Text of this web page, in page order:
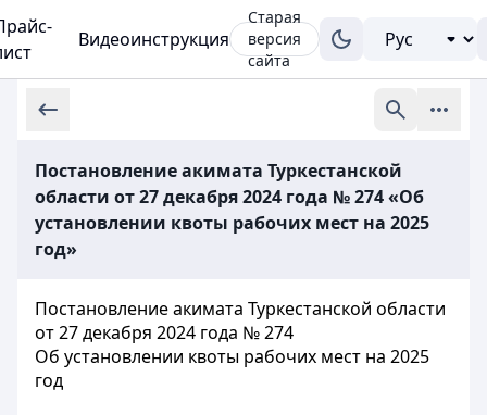
Видеоинструкция
Старая
версия
сайта
Постановление акимата Туркестанской
области от 27 декабря 2024 года № 274 «Об
установлении квоты рабочих мест на 2025
год»
Постановление акимата Туркестанской области
от 27 декабря 2024 года № 274
Об установлении квоты рабочих мест на 2025
год